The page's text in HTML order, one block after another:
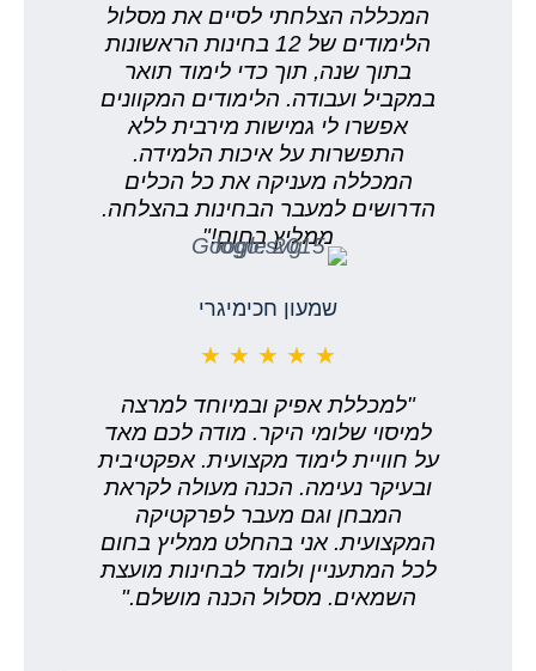
המכללה הצלחתי לסיים את מסלול
הלימודים של 12 בחינות הראשונות
בתוך שנה, תוך כדי לימוד תואר
במקביל ועבודה. הלימודים המקוונים
אפשרו לי גמישות מירבית ללא
התפשרות על איכות הלמידה.
המכללה מעניקה את כל הכלים
הדרושים למעבר הבחינות בהצלחה.
ממליץ בחום!"
שמעון חכימיגרי
★ ★ ★ ★ ★
"למכללת אפיק ובמיוחד למרצה
למיסוי שלומי היקר. מודה לכם מאד
על חוויית לימוד מקצועית. אפקטיבית
ובעיקר נעימה. הכנה מעולה לקראת
המבחן וגם מעבר לפרקטיקה
המקצועית. אני בהחלט ממליץ בחום
לכל המתעניין ולומד לבחינות מועצת
השמאים. מסלול הכנה מושלם."